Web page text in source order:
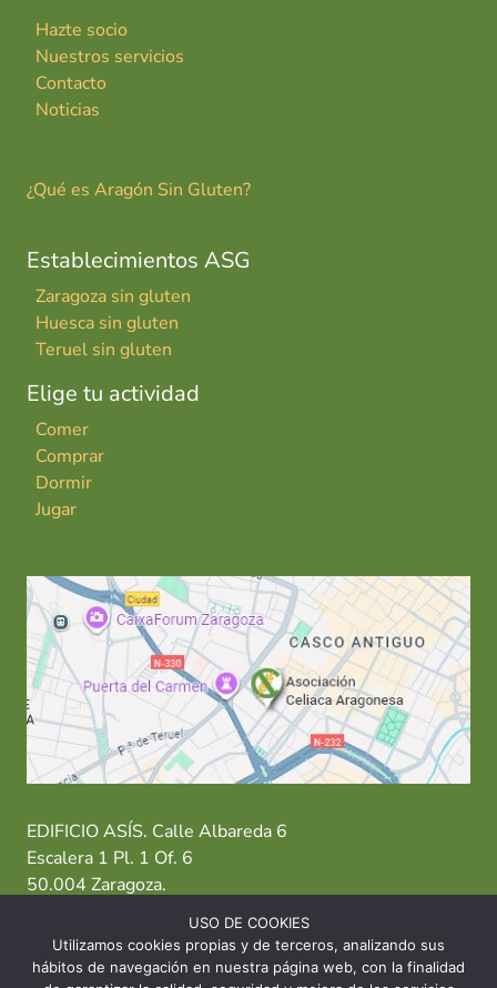
Hazte socio
Nuestros servicios
Contacto
Noticias
¿Qué es Aragón Sin Gluten?
Establecimientos ASG
Zaragoza sin gluten
Huesca sin gluten
Teruel sin gluten
Elige tu actividad
Comer
Comprar
Dormir
Jugar
EDIFICIO ASÍS. Calle Albareda 6
Escalera 1 Pl. 1 Of. 6
50.004 Zaragoza.
T: 976 484 949 M: 635 638 563
Sede Zaragoza·Sede Huesca· Sede Teruel
USO DE COOKIES
Utilizamos cookies propias y de terceros, analizando sus
hábitos de navegación en nuestra página web, con la finalidad